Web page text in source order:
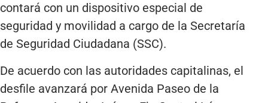
contará con un dispositivo especial de
seguridad y movilidad a cargo de la Secretaría
de Seguridad Ciudadana (SSC).
De acuerdo con las autoridades capitalinas, el
desfile avanzará por Avenida Paseo de la